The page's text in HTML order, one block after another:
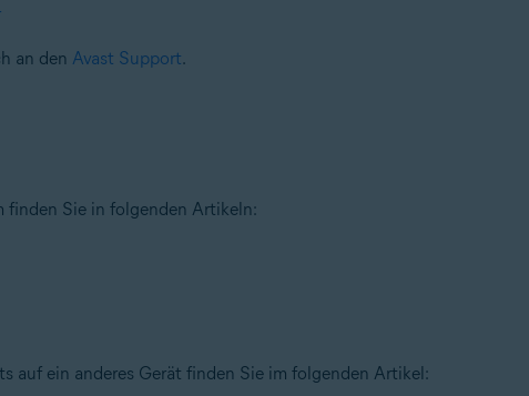
an den Avast Support.
finden Sie in folgenden Artikeln:
auf ein anderes Gerät finden Sie im folgenden Artikel: